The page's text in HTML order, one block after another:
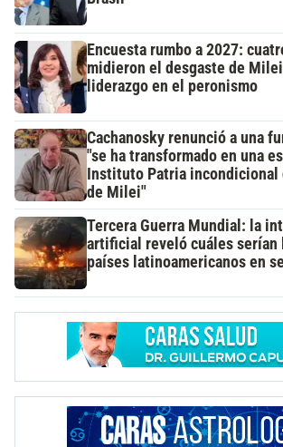
Encuesta rumbo a 2027:
midieron el desgaste de
liderazgo en el peronismo
Cachanosky renunció a una
"se ha transformado en una
Instituto Patria incondicional
de Milei"
Tercera Guerra Mundial: la
artificial reveló cuáles serían
países latinoamericanos en